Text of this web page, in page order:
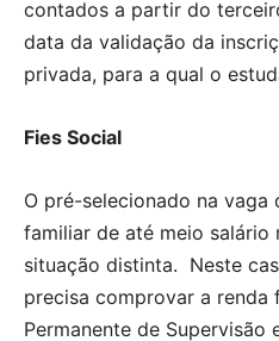
contados a partir do
data da validação da
privada, para a qual o
Fies Social
O pré-selecionado na vaga
familiar de até meio salário
situação distinta. Neste
precisa comprovar a renda
Permanente de Supervisão